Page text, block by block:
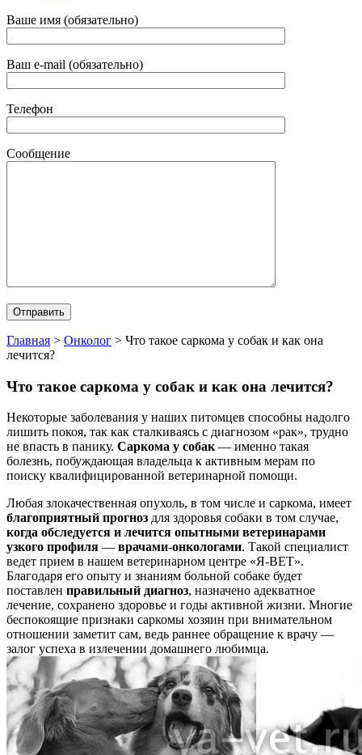
Ваше имя (обязательно)
Ваш e-mail (обязательно)
Телефон
Сообщение
Главная > Онколог > Что такое саркома у собак и как она
лечится?
Что такое саркома у собак и как она лечится?
Некоторые заболевания у наших питомцев способны надолго
лишить покоя, так как сталкиваясь с диагнозом «рак», трудно
не впасть в панику. Саркома у собак— именно такая
болезнь, побуждающая владельца к активным мерам по
поиску квалифицированной ветеринарной помощи.
Любая злокачественная опухоль, в том числе и саркома, имеет
благоприятный прогноз для здоровья собаки в том случае,
когда обследуется и лечится опытными ветеринарами
узкого профиля — врачами-онкологами. Такой специалист
ведет прием в нашем ветеринарном центре «Я-ВЕТ».
Благодаря его опыту и знаниям больной собаке будет
поставлен правильный диагноз, назначено адекватное
лечение, сохранено здоровье и годы активной жизни. Многие
беспокоящие признаки саркомы хозяин при внимательном
отношении заметит сам, ведь раннее обращение к врачу —
залог успеха в излечении домашнего любимца.